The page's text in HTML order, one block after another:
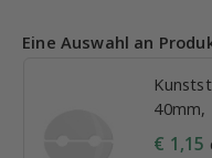
Eine Auswahl an
40mm,
€ 1,15